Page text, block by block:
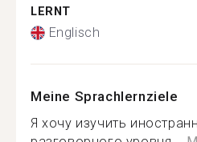
LERNT
Englisch
Meine Sprachlernziele
Я хочу изучить